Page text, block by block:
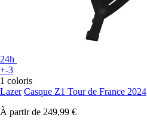
24h
+-3
1 coloris
Lazer Casque Z1 Tour de France 2024
À partir de 249,99 €